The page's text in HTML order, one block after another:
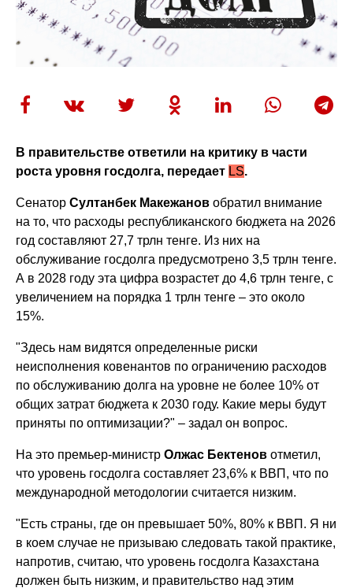
В правительстве ответили на критику в части
роста уровня госдолга, передает LS.
СенаторСултанбек Макежанов обратил внимание
на то, что расходы республиканского бюджета на 2026
год составляют 27,7 трлн тенге. Из них на
обслуживание госдолга предусмотрено 3,5 трлн тенге.
А в 2028 году эта цифра возрастет до 4,6 трлн тенге, с
увеличением на порядка 1 трлн тенге – это около
15%.
"Здесь нам видятся определенные риски
неисполнения ковенантов по ограничению расходов
по обслуживанию долга на уровне не более 10% от
общих затрат бюджета к 2030 году. Какие меры будут
приняты по оптимизации?" – задал он вопрос.
На это премьер-министрОлжас Бектенов отметил,
что уровень госдолга составляет 23,6% к ВВП, что по
международной методологии считается низким.
"Есть страны, где он превышает 50%, 80% к ВВП. Я ни
в коем случае не призываю следовать такой практике,
напротив, считаю, что уровень госдолга Казахстана
должен быть низким, и правительство над этим